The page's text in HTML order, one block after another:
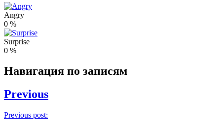
Angry
0 %
Surprise
0 %
Навигация по записям
Previous
Previous post: